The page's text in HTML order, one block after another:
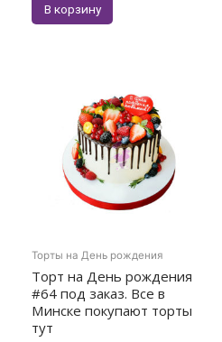
В корзину
Торты на День рождения
Торт на День рождения
#64 под заказ. Все в
Минске покупают торты
тут